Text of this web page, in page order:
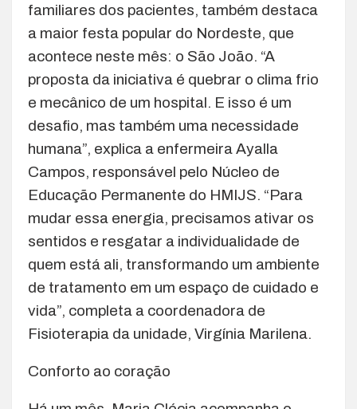
familiares dos pacientes, também destaca
a maior festa popular do Nordeste, que
acontece neste mês: o São João. “A
proposta da iniciativa é quebrar o clima frio
e mecânico de um hospital. E isso é um
desafio, mas também uma necessidade
humana”, explica a enfermeira Ayalla
Campos, responsável pelo Núcleo de
Educação Permanente do HMIJS. “Para
mudar essa energia, precisamos ativar os
sentidos e resgatar a individualidade de
quem está ali, transformando um ambiente
de tratamento em um espaço de cuidado e
vida”, completa a coordenadora de
Fisioterapia da unidade, Virgínia Marilena.
Conforto ao coração